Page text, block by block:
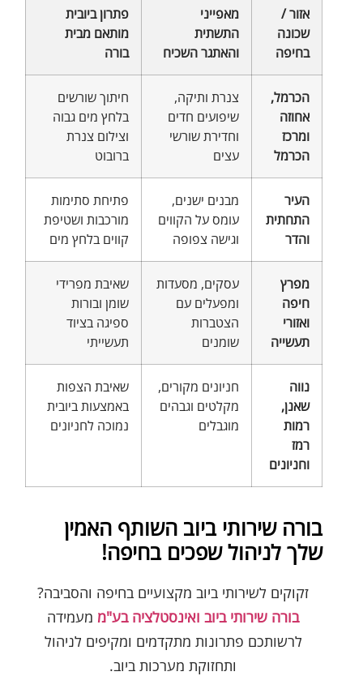
אזור /
שכונה
בחיפה
מאפייני
התשתית
והאתגר השכיח
פתרון ביובית
מותאם מבית
בורה
הכרמל,
אחוזה
ומרכז
הכרמל
צנרת ותיקה,
שיפועים חדים
וחדירת שורשי
עצים
חיתוך שורשים
בלחץ מים גבוה
וצילום צנרת
ברובוט
העיר
התחתית
והדר
מבנים ישנים,
עומס על הקווים
וגישה צפופה
פתיחת סתימות
מורכבות ושטיפת
קווים בלחץ מים
מפרץ
חיפה
ואזורי
תעשייה
עסקים, מסעדות
ומפעלים עם
הצטברות
שומנים
שאיבת מפרידי
שומן ובורות
ספיגה בציוד
תעשייתי
נווה
שאנן,
רמות
רמז
וחניונים
חניונים מקורים,
מקלטים וגבהים
מוגבלים
שאיבת הצפות
באמצעות ביובית
נמוכה לחניונים
בורה שירותי ביוב השותף האמין
שלך לניהול שפכים בחיפה!
זקוקים לשירותי ביוב מקצועיים בחיפה והסביבה?
בורה שירותי ביוב ואינסטלציה בע"מ מעמידה
לרשותכם פתרונות מתקדמים ומקיפים לניהול
ותחזוקת מערכות ביוב.